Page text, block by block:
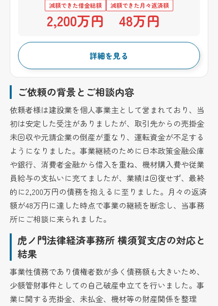
減額できた借金総額
2,200万円
減額できた月々返済額
48万円
詳細を見る
ご依頼の背景とご相談内容
依頼者様は建設業を個人事業主として営まれており、当
初は安定した受注がありましたが、取引先からの売掛金
未回収や元請企業の倒産が重なり、運転資金が不足する
ようになりました。事業継続のために日本政策金融公庫
や銀行、消費者金融から借入を重ね、機材購入費や従業
員給与の支払いに充てましたが、業績は回復せず、最終
的に2,200万円の債務を抱えるに至りました。月々の返済
額が48万円に達した時点で事業の継続を断念し、当事務
所にご相談に来られました。
虎ノ門法律経済事務所 横須賀支店の対応と
結果
事業性債務であり債権者数が多く債務額も大きいため、
少額管財事件としての自己破産申立てを行いました。事
業に関する売掛金、未払金、機材等の財産関係を整理